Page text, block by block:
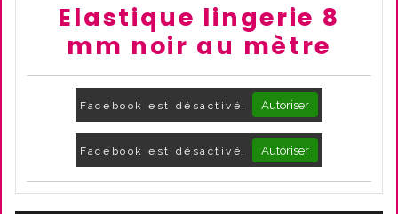
Elastique lingerie 8
mm noir au mètre
Facebook est désactivé. Autoriser
Facebook est désactivé. Autoriser